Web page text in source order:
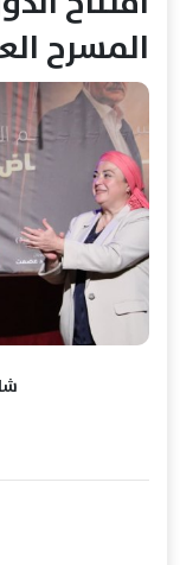
المسرح